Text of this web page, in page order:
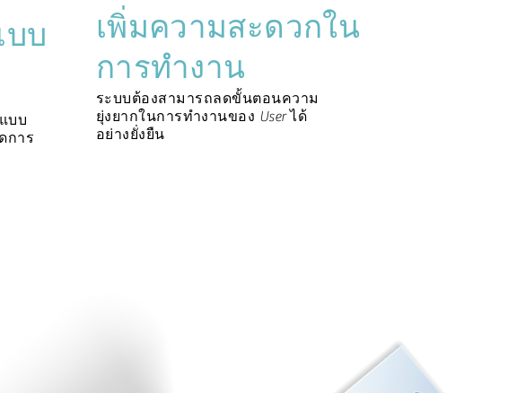
บ
บบ
การ
เพิ่มความสะดวกใน
การทำงาน
ระบบต้องสามารถลดขั้นตอนความ
ยุ่งยากในการทำงานของ User ได้
อย่างยั่งยืน